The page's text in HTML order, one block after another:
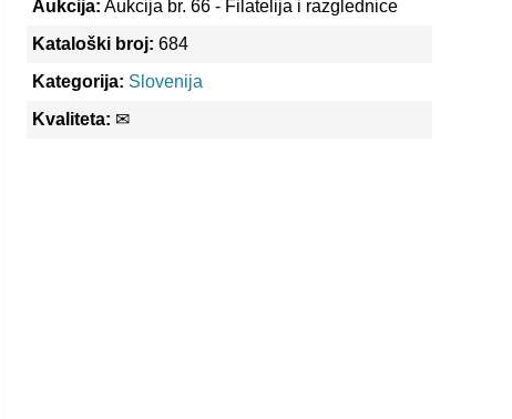
Aukcija: Aukcija br. 66 - Filatelija i razglednice
Kataloški broj: 684
Kategorija: Slovenija
Kvaliteta: ✉